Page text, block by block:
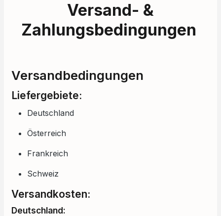
Versand- &
Zahlungsbedingungen
Versandbedingungen
Liefergebiete:
Deutschland
Österreich
Frankreich
Schweiz
Versandkosten:
Deutschland: